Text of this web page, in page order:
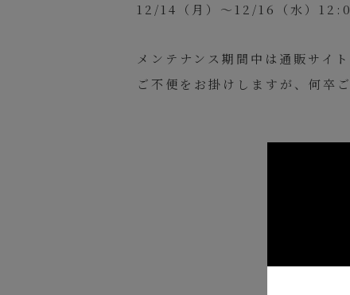
12/14（月）～12/16（水）
メンテナンス期間中は通販サイ
ご不便をお掛けしますが、何卒